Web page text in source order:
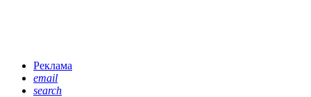
Реклама
email
search